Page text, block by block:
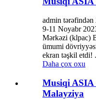
admin
9-11 Noyabr
Mərkəzi (klpac)
ümumi
ekran təşkil etdi!
Daha çox oxu
Musiqi ASIA
Malayziya